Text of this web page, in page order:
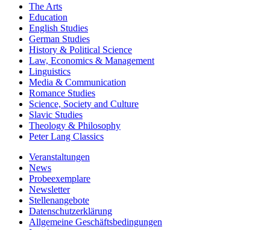
The Arts
Education
English Studies
German Studies
History & Political Science
Law, Economics & Management
Linguistics
Media & Communication
Romance Studies
Science, Society and Culture
Slavic Studies
Theology & Philosophy
Peter Lang Classics
Veranstaltungen
News
Probeexemplare
Newsletter
Stellenangebote
Datenschutzerklärung
Allgemeine Geschäftsbedingungen